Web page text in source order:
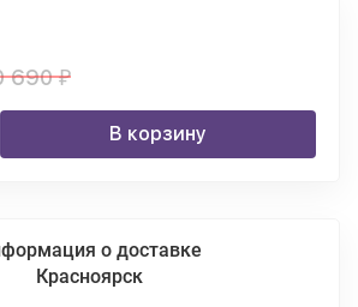
690₽
В корзину
о доставке
Красноярск